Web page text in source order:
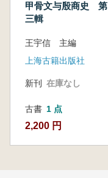
甲骨文与殷商史 第
三輯
王宇信 主編
上海古籍出版社
新刊 在庫なし
古書 1 点
2,200 円